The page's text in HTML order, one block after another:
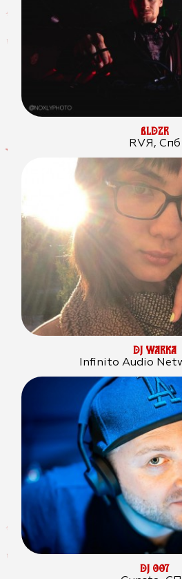
BLDZR
RVЯ, Спб
DJ WARKA
Infinito Audio
DJ 007